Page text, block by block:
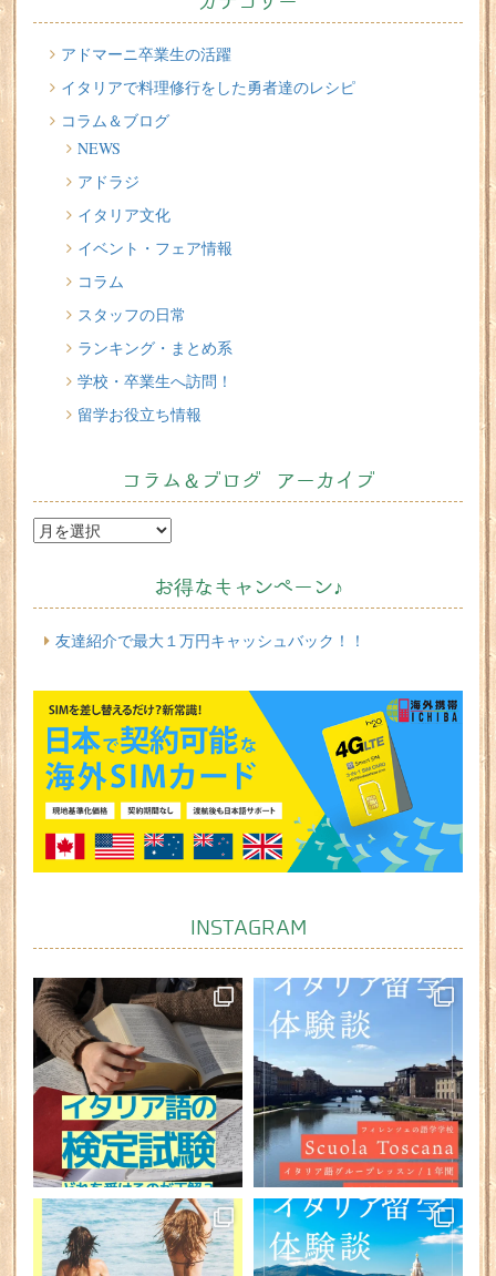
切る派？伸ばす派？？ 留学中のヘアサロン問題
2026/07/20
イタリア人はどんなジェラートを食べる？
2026/07/17
イタリアが誇る3人の天才芸術家 その傑作を見に行こう！
2026/07/16
味わってみたい！魚介の「ごった煮」 リヴォルノの
Cacciucco（カッチュッコ）
アドマーニ卒業生の活躍
イタリアで料理修行をした勇者達のレシピ
コラム＆ブログ
NEWS
アドラジ
イタリア文化
イベント・フェア情報
コラム
スタッフの日常
ランキング・まとめ系
学校・卒業生へ訪問！
留学お役立ち情報
コラム＆ブログ アーカイブ
お得なキャンペーン♪
友達紹介で最大１万円キャッシュバック！！
INSTAGRAM